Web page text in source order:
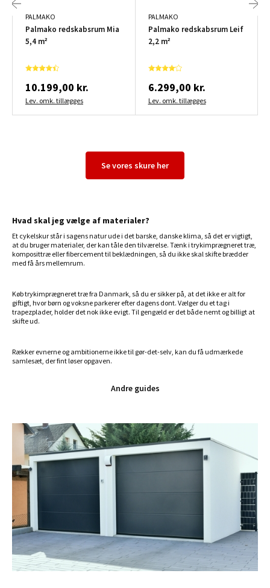
PALMAKO
Palmako redskabsrum Mia
5,4 m²
10.199,00 kr.
Lev. omk. tillægges
PALMAKO
Palmako redskabsrum Leif
2,2 m²
6.299,00 kr.
Lev. omk. tillægges
Se vores skure her
Hvad skal jeg vælge af materialer?
Et cykelskur står i sagens natur ude i det barske, danske klima, så det er vigtigt,
at du bruger materialer, der kan tåle den tilværelse. Tænk i trykimprægneret træ,
komposittræ eller fibercement til beklædningen, så du ikke skal skifte brædder
med få års mellemrum.
Køb trykimprægneret træ fra Danmark, så du er sikker på, at det ikke er alt for
giftigt, hvor børn og voksne parkerer efter dagens dont. Vælger du et tag i
trapezplader, holder det nok ikke evigt. Til gengæld er det både nemt og billigt at
skifte ud.
Rækker evnerne og ambitionerne ikke til gør-det-selv, kan du få udmærkede
samlesæt, der fint løser opgaven.
Andre guides